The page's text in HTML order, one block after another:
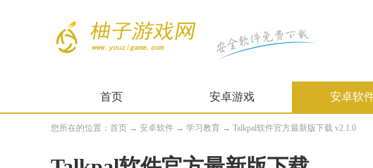
首页 安卓游戏 安卓软
您所在的位置： 首页 → 安卓软件 → 学习教育 → Talkpal软件官方最新版下载 v2.1.0